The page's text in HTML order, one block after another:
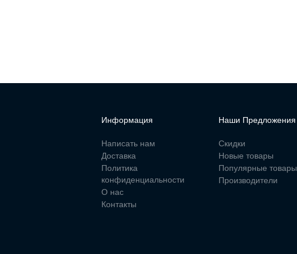
Информация
Написать нам
Доставка
Политика
конфиденциальности
О нас
Контакты
Наши Предложения
Скидки
Новые товары
Популярные товары
Производители